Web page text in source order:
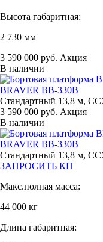
Высота габаритная:
2 730 мм
3 590 000 руб. Акция
В наличии
BRAVER BB-330B
Стандартный 13,8 м,
3 590 000 руб. Акция
В наличии
BRAVER BB-330B
Стандартный 13,8 м,
ЗАПРОСИТЬ КП
Макс.полная масса:
44 000 кг
Длина габаритная: